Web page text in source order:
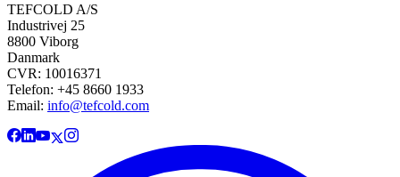
TEFCOLD A/S
Industrivej 25
8800 Viborg
Danmark
CVR: 10016371
Telefon: +45 8660 1933
Email: info@tefcold.com